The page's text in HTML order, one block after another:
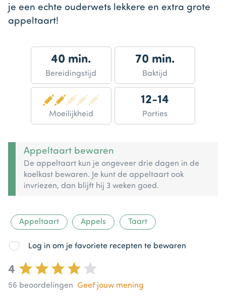
je een echte ouderwets lekkere en extra grote
appeltaart!
40 min.
Bereidingstijd
70 min.
Baktijd
Moeilijkheid
12-14
Porties
Appeltaart bewaren
De appeltaart kun je ongeveer drie dagen in de
koelkast bewaren. Je kunt de appeltaart ook
invriezen, dan blijft hij 3 weken goed.
Appeltaart Appels Taart
Log in om je favoriete recepten te bewaren
4
56 beoordelingen Geef jouw mening